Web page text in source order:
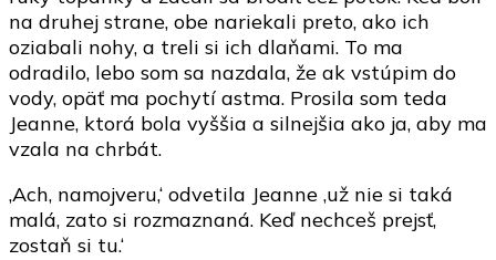
na druhej strane, obe nariekali preto, ako ich
oziabali nohy, a treli si ich dlaňami. To ma
odradilo, lebo som sa nazdala, že ak vstúpim do
vody, opäť ma pochytí astma. Prosila som teda
Jeanne, ktorá bola vyššia a silnejšia ako ja, aby ma
vzala na chrbát.
‚Ach, namojveru,‘ odvetila Jeanne ‚už nie si taká
malá, zato si rozmaznaná. Keď nechceš prejsť,
zostaň si tu.‘